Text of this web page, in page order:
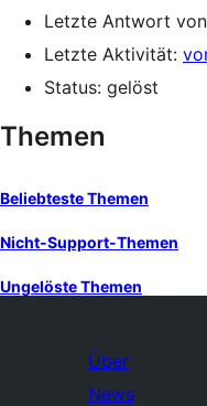
Letzte Antwort
Letzte Aktivität:
Status: gelöst
Themen
Beliebteste Themen
Nicht-Support-Themen
Ungelöste Themen
Über
News